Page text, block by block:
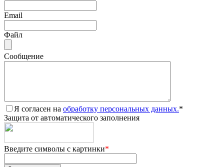
Email
Файл
Сообщение
Я согласен на обработку персональных данных.*
Защита от автоматического заполнения
Введите символы с картинки*